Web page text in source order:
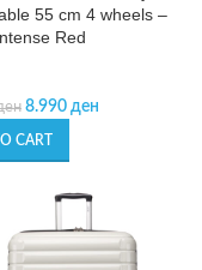
55 cm 4 wheels –
Red
8.990 ден
CART